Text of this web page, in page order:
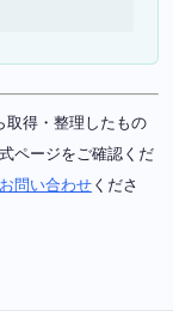
取得・整理したもの
ページをご確認くだ
お問い合わせ くださ